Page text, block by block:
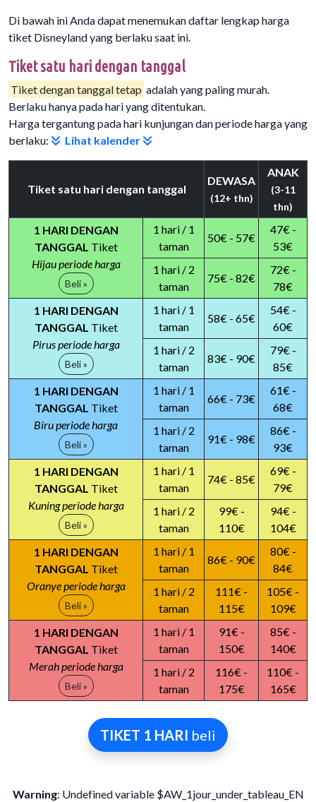
Di bawah ini Anda dapat menemukan daftar lengkap harga
tiket Disneyland yang berlaku saat ini.
Tiket satu hari dengan tanggal
Tiket dengan tanggal tetap adalah yang paling murah.
Berlaku hanya pada hari yang ditentukan.
Harga tergantung pada hari kunjungan dan periode harga yang
berlaku:
Lihat kalender
Tiket satu hari dengan tanggal
DEWASA
(12+ thn)
ANAK
(3-11
thn)
1 HARI DENGAN
TANGGAL Tiket
Hijau periode harga
Beli »
1 hari / 1
taman
50€ - 57€
47€ -
53€
1 hari / 2
taman
75€ - 82€
72€ -
78€
1 HARI DENGAN
TANGGAL Tiket
Pirus periode harga
Beli »
1 hari / 1
taman
58€ - 65€
54€ -
60€
1 hari / 2
taman
83€ - 90€
79€ -
85€
1 HARI DENGAN
TANGGAL Tiket
Biru periode harga
Beli »
1 hari / 1
taman
66€ - 73€
61€ -
68€
1 hari / 2
taman
91€ - 98€
86€ -
93€
1 HARI DENGAN
TANGGAL Tiket
Kuning periode harga
Beli »
1 hari / 1
taman
74€ - 85€
69€ -
79€
1 hari / 2
taman
99€ -
110€
94€ -
104€
1 HARI DENGAN
TANGGAL Tiket
Oranye periode harga
Beli »
1 hari / 1
taman
86€ - 90€
80€ -
84€
1 hari / 2
taman
111€ -
115€
105€ -
109€
1 HARI DENGAN
TANGGAL Tiket
Merah periode harga
Beli »
1 hari / 1
taman
91€ -
150€
85€ -
140€
1 hari / 2
taman
116€ -
175€
110€ -
165€
TIKET 1 HARI beli
Warning: Undefined variable $AW_1jour_under_tableau_EN